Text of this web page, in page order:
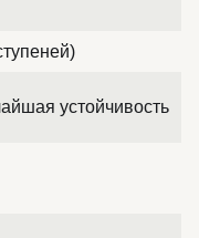
устойчивость